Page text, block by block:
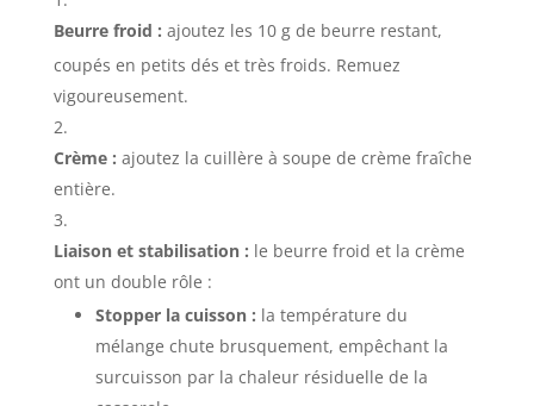
Beurre froid : ajoutez les 10gde beurre restant,
coupés en petits dés et très froids. Remuez
vigoureusement.
Crème : ajoutez la cuillère à soupe de crème fraîche
entière.
Liaison et stabilisation : le beurre froid et la crème
ont un double rôle :
Stopper la cuisson : la température du
mélange chute brusquement, empêchant la
surcuisson par la chaleur résiduelle de la